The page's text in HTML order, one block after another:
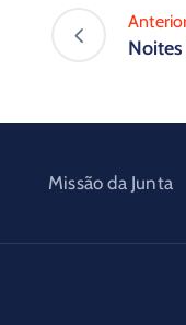
Missão da Junta